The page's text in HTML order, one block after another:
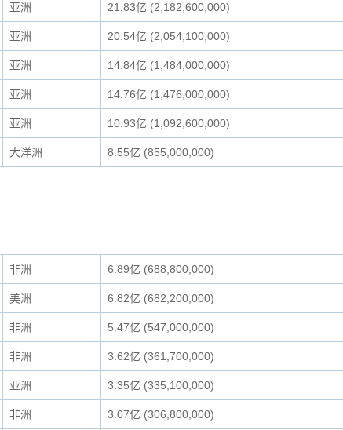
亚洲 21.83亿 (2,182,600,000)
亚洲 20.54亿 (2,054,100,000)
亚洲 14.84亿 (1,484,000,000)
亚洲 14.76亿 (1,476,000,000)
亚洲 10.93亿 (1,092,600,000)
大洋洲 8.55亿 (855,000,000)
非洲 6.89亿 (688,800,000)
美洲 6.82亿 (682,200,000)
非洲 5.47亿 (547,000,000)
非洲 3.62亿 (361,700,000)
亚洲 3.35亿 (335,100,000)
非洲 3.07亿 (306,800,000)